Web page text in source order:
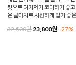
핏으로 여기저기 코디하기 좋
운 쿨터치로 시원하게 입기 좋
32,500원23,800원 27%